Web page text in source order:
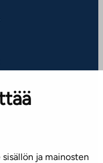
ja mainosten